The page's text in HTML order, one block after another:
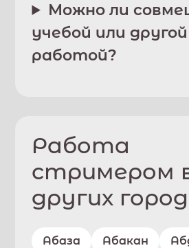
Можно ли
учебой или другой
работой?
Работа
стримером
других
Абаза Абакан